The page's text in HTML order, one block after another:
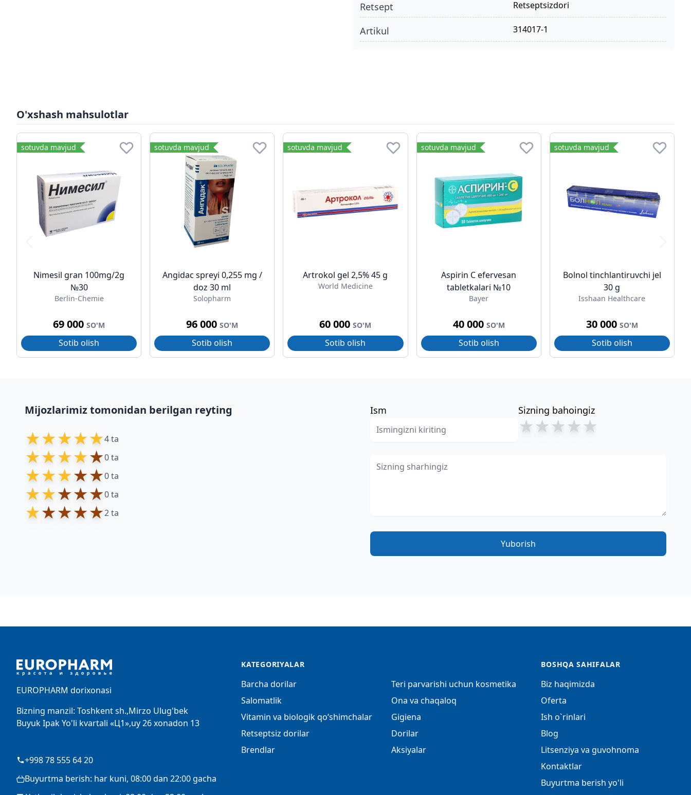
retsept retseptsizdori
Artikul 314017-1
O'xshash mahsulotlar
sotuvda mavjud
Nimesil gran 100mg/2g
№30
Berlin-Chemie
69 000SO'M
Sotib olish
sotuvda mavjud
Angidac spreyi 0,255 mg /
doz 30 ml
Solopharm
96 000SO'M
Sotib olish
sotuvda mavjud
Artrokol gel 2,5% 45 g
World Medicine
60 000SO'M
Sotib olish
sotuvda mavjud
Aspirin C efervesan
tabletkalari №10
Bayer
40 000 SO'M
Sotib olish
sotuvda mavjud
Bolnol tinchlantiruvchi jel
30 g
Isshaan Healthcare
30 000 SO'M
Sotib olish
Mijozlarimiz tomonidan berilgan reyting
★★★★★4 ta
★★★★★0 ta
★★★★★0 ta
★★★★★0 ta
★★★★★2 ta
Ism Sizning bahoingiz
★★★★★
Yuborish
EUROPHARM dorixonasi
Bizning manzil: Toshkent sh.,Mirzo Ulug'bek
Buyuk Ipak Yo'li kvartali «Ц1»,uy 26 xonadon 13
+998 78 555 64 20
Buyurtma berish: har kuni, 08:00 dan 22:00 gacha
KATEGORIYALAR
Barcha dorilar
Salomatlik
Vitamin va biologik qo‘shimchalar
Retseptsiz dorilar
Brendlar
Teri parvarishi uchun kosmetika
Ona va chaqaloq
Gigiena
Dorilar
Aksiyalar
BOSHQA SAHIFALAR
Biz haqimizda
Oferta
Ish o`rinlari
Blog
Litsenziya va guvohnoma
Kontaktlar
Buyurtma berish yo'li